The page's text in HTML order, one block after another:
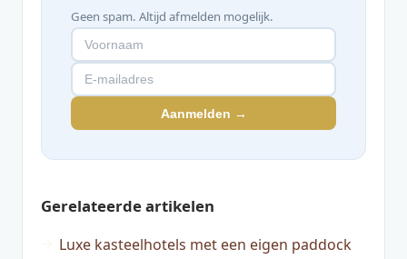
Geen spam. Altijd afmelden mogelijk.
Aanmelden →
Gerelateerde artikelen
Luxe kasteelhotels met een eigen paddock